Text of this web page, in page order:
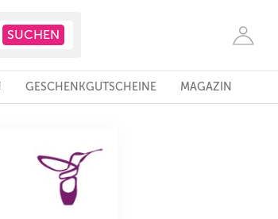
GESCHENKGUTSCHEINE MAGAZIN